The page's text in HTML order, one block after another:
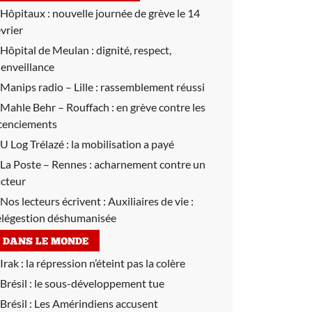
Hôpitaux : nouvelle journée de grève le 14
Hôpital de Meulan : dignité, respect,
Manips radio – Lille : rassemblement réussi
Mahle Behr – Rouffach : en grève contre les
U Log Trélazé : la mobilisation a payé
La Poste – Rennes : acharnement contre un
Nos lecteurs écrivent : Auxiliaires de vie :
déshumanisée
DANS LE MONDE
Irak : la répression n’éteint pas la colère
Brésil : le sous-développement tue
Brésil : Les Amérindiens accusent